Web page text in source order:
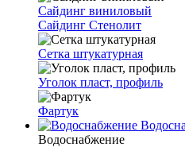
Сайдинг виниловый
Сайдинг Стенолит
Сетка штукатурная
Уголок пласт, профиль
Фартук
Водоснабжение